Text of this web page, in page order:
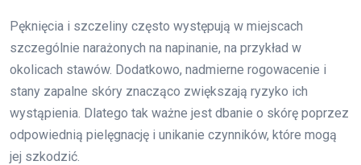
Pęknięcia i szczeliny często występują w miejscach
szczególnie narażonych na napinanie, na przykład w
okolicach stawów. Dodatkowo, nadmierne rogowacenie i
stany zapalne skóry znacząco zwiększają ryzyko ich
wystąpienia. Dlatego tak ważne jest dbanie o skórę poprzez
odpowiednią pielęgnację i unikanie czynników, które mogą
jej szkodzić.